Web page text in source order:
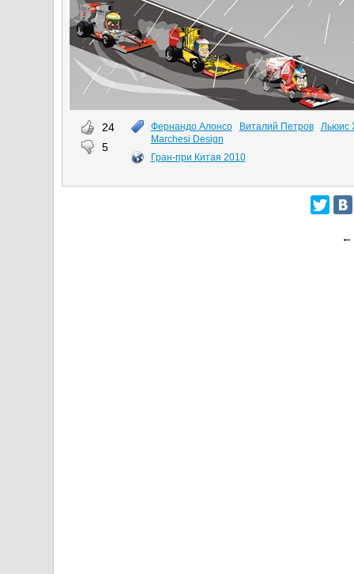
24
5
Фернандо Алонсо Виталий Петров
Льюис
Marchesi Design
Гран-при Китая 2010